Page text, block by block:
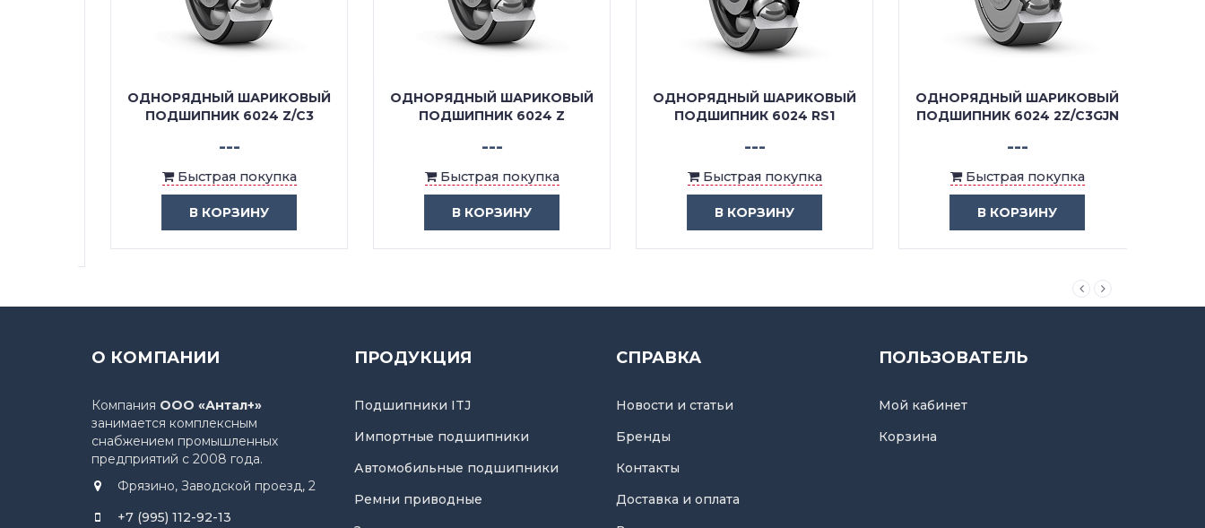
ОДНОРЯДНЫЙ ШАРИКОВЫЙ
ПОДШИПНИК 6024 Z/C3
---
Быстрая покупка
В КОРЗИНУ
ОДНОРЯДНЫЙ ШАРИКОВЫЙ
ПОДШИПНИК 6024 Z
---
Быстрая покупка
В КОРЗИНУ
ОДНОРЯДНЫЙ ШАРИКОВЫЙ
ПОДШИПНИК 6024 RS1
---
Быстрая покупка
В КОРЗИНУ
ОДНОРЯДНЫЙ ШАРИКОВЫЙ
ПОДШИПНИК 6024 2Z/C3GJN
---
Быстрая покупка
В КОРЗИНУ
О КОМПАНИИ
Компания ООО «Антал+»
занимается комплексным
снабжением промышленных
предприятий с 2008 года.
Фрязино, Заводской проезд, 2
+7 (995) 112-92-13
ПРОДУКЦИЯ
Подшипники ITJ
Импортные подшипники
Автомобильные подшипники
Ремни приводные
СПРАВКА
Новости и статьи
Бренды
Контакты
Доставка и оплата
ПОЛЬЗОВАТЕЛЬ
Мой кабинет
Корзина